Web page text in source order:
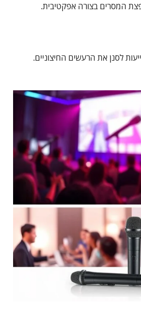
המסרים בצורה אפקטיבית.
לסנן את הרעשים החיצוניים.